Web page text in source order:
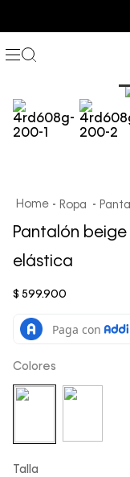
Ropa
Pantalón
elástica
$ 599.900
Colores
Talla